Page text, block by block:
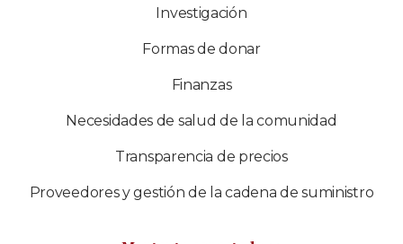
Investigación
Formas de donar
Finanzas
Necesidades de salud de la comunidad
Transparencia de precios
Proveedores y gestión de la cadena de suministro